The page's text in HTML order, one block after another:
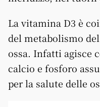
La vitamina D3 è
del metabolismo
ossa. Infatti agisce
calcio e fosforo
per la salute delle